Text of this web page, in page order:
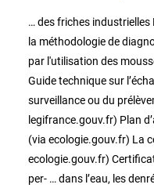
… des friches industrielles
la méthodologie de
par l'utilisation des
Guide technique sur
surveillance ou du
legifrance.gouv.fr) Plan
(via ecologie.gouv.fr) La
ecologie.gouv.fr)
per- … dans l’eau, les